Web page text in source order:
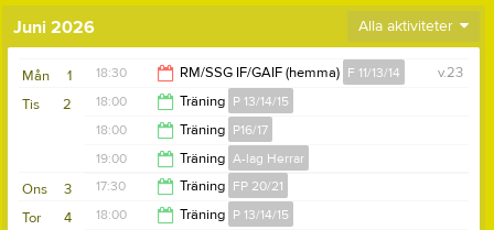
Juni 2026 Alla aktiviteter
1
Mån v.23
18:30 RM/SSG IF/GAIF (hemma) F 11/13/14
20:00
2
Tis 18:00 Träning P 13/14/15
19:30
18:00 Träning P16/17
19:00
19:00 Träning A-lag Herrar
20:30
3
Ons 17:30 Träning FP 20/21
4
Tor 18:00 Träning P 13/14/15